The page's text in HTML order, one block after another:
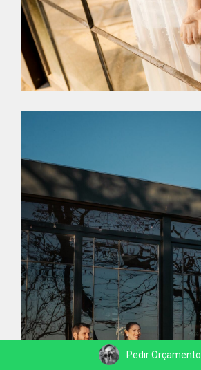
Pedir Orçamento